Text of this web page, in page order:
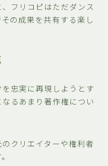
フリコピはただダンス
の成果を共有する楽し
を忠実に再現しようとす
るあまり著作権につい
クリエイターや権利者